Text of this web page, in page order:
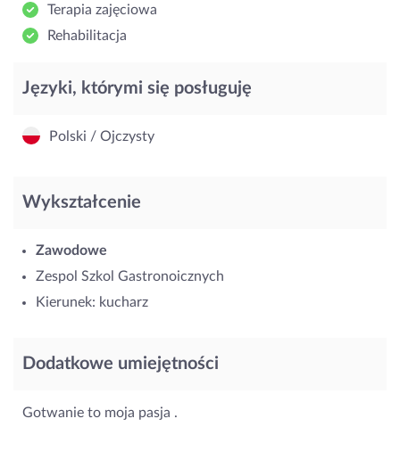
Terapia zajęciowa
Rehabilitacja
Języki, którymi się posługuję
Polski / Ojczysty
Wykształcenie
Zawodowe
Zespol Szkol Gastronoicznych
Kierunek: kucharz
Dodatkowe umiejętności
Gotwanie to moja pasja .